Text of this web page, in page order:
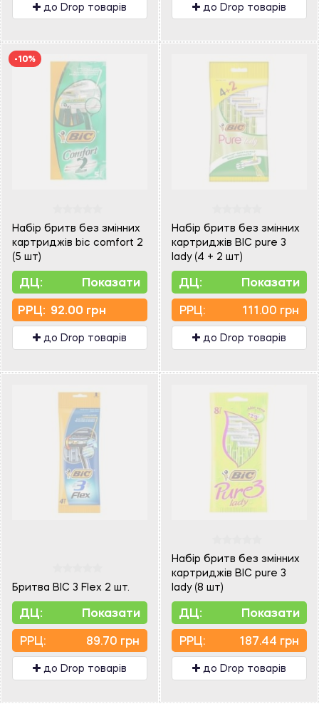
до Drop товарів до Drop товарів
-10%
Набір бритв без змінних
картриджів bic comfort 2
(5 шт)
ДЦ: Показати
PPЦ: 92.00 грн
до Drop товарів
Набір бритв без змінних
картриджів BIC pure 3
lady (4 + 2 шт)
ДЦ: Показати
PPЦ: 111.00 грн
до Drop товарів
Бритва BIC 3 Flex 2 шт.
ДЦ: Показати
PPЦ: 89.70 грн
до Drop товарів
Набір бритв без змінних
картриджів BIC pure 3
lady (8 шт)
ДЦ: Показати
PPЦ: 187.44 грн
до Drop товарів